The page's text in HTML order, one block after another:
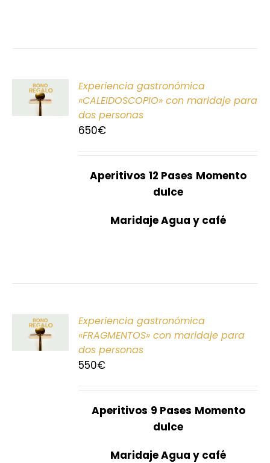
Experiencia gastronómica
«CALEIDOSCOPIO» con maridaje para
dos personas
650€
Aperitivos 12 Pases Momento
dulce
Maridaje Agua y café
Experiencia gastronómica
«FRAGMENTOS» con maridaje para
dos personas
550€
Aperitivos 9 Pases Momento
dulce
Maridaje Agua y café